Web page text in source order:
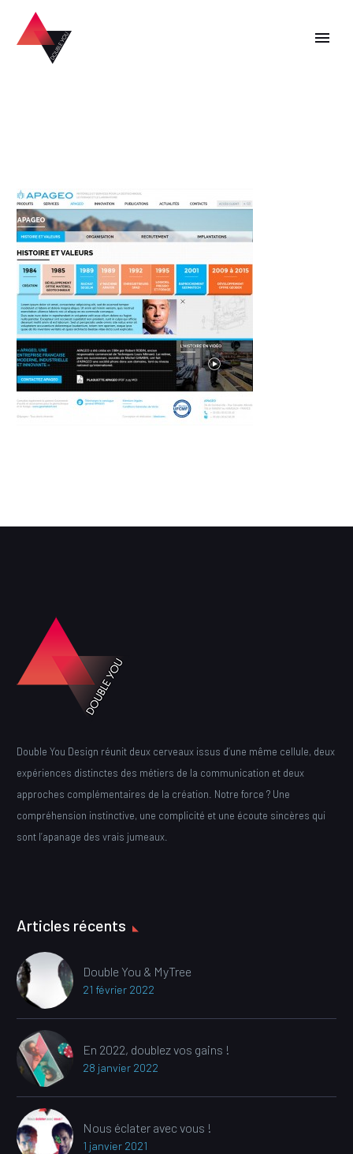
Double You Design réunit deux cerveaux issus d’une même cellule, deux
expériences distinctes des métiers de la communication et deux
approches complémentaires de la création. Notre force ? Une
compréhension instinctive, une complicité et une écoute sincères qui
sont l’apanage des vrais jumeaux.
Articles récents
Double You & MyTree
21 février 2022
En 2022, doublez vos gains !
28 janvier 2022
Nous éclater avec vous !
1 janvier 2021